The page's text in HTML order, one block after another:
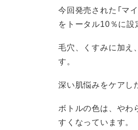
今回発売された「マ
をトータル10％に設
毛穴、くすみに加え
す。
深い肌悩みをケアし
ボトルの色は、やわ
すくなっています。